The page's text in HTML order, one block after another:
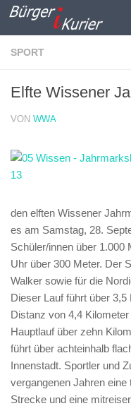
Zum Inhalt springen
SPORT
Elfte Wissener
VON WWA
den elften Wissener
es am Samstag, 28.
Schüler/innen über 1.000
Uhr über 300 Meter. Der
Walker sowie für die
Dieser Lauf führt über
Distanz von 4,4
Hauptlauf über zehn
führt über achteinhalb
Innenstadt. Sportler und
vergangenen Jahren
Strecke und eine